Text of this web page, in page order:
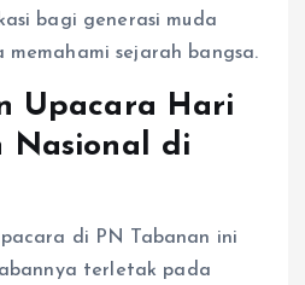
bagi generasi muda
sejarah bangsa.
Upacara Hari
Nasional di
di PN Tabanan ini
terletak pada